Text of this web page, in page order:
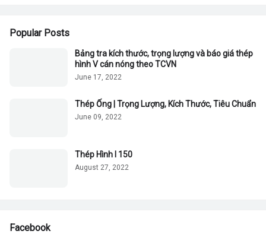
Popular Posts
Bảng tra kích thước, trọng lượng và báo giá thép
hình V cán nóng theo TCVN
June 17, 2022
Thép Ống | Trọng Lượng, Kích Thước, Tiêu Chuẩn
June 09, 2022
Thép Hình I 150
August 27, 2022
Facebook